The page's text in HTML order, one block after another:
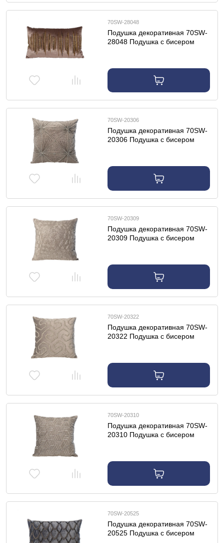
70SW-28048
Подушка декоративная 70SW-
28048 Подушка с бисером
70SW-20306
Подушка декоративная 70SW-
20306 Подушка с бисером
70SW-20309
Подушка декоративная 70SW-
20309 Подушка с бисером
70SW-20322
Подушка декоративная 70SW-
20322 Подушка с бисером
70SW-20310
Подушка декоративная 70SW-
20310 Подушка с бисером
70SW-20525
Подушка декоративная 70SW-
20525 Подушка с бисером